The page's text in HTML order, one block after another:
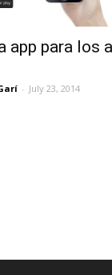
app para los
- July 23, 2014